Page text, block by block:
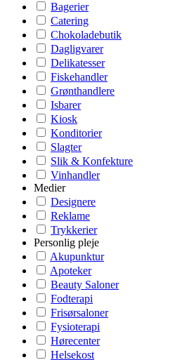
Bagerier
Catering
Chokoladebutik
Dagligvarer
Delikatesser
Fiskehandler
Grønthandlere
Isbarer
Kiosk
Konditorier
Slagter
Slik & Konfekture
Vinhandler
Medier
Designere
Reklame
Trykkerier
Personlig pleje
Akupunktur
Apoteker
Beauty Saloner
Fodterapi
Frisørsaloner
Fysioterapi
Hørecenter
Helsekost